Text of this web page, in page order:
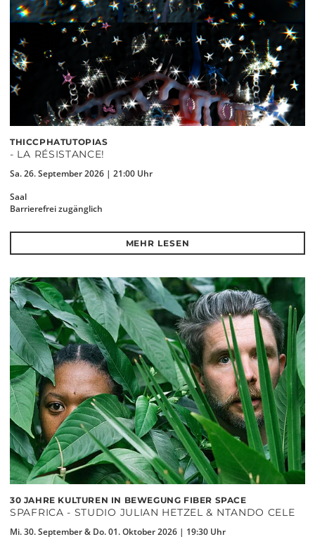
THICCPHATUTOPIAS
- LA RÉSISTANCE!
Sa. 26. September 2026 | 21:00 Uhr
Saal
Barrierefrei zugänglich
MEHR LESEN
30 JAHRE KULTUREN IN BEWEGUNG FIBER SPACE
SPAFRICA - STUDIO JULIAN HETZEL & NTANDO CELE
Mi. 30. September & Do. 01. Oktober 2026 | 19:30 Uhr